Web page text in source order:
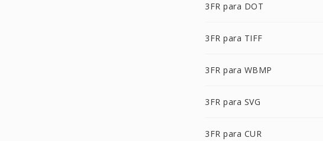
3FR para DOT
3FR para TIFF
3FR para WBMP
3FR para SVG
3FR para CUR